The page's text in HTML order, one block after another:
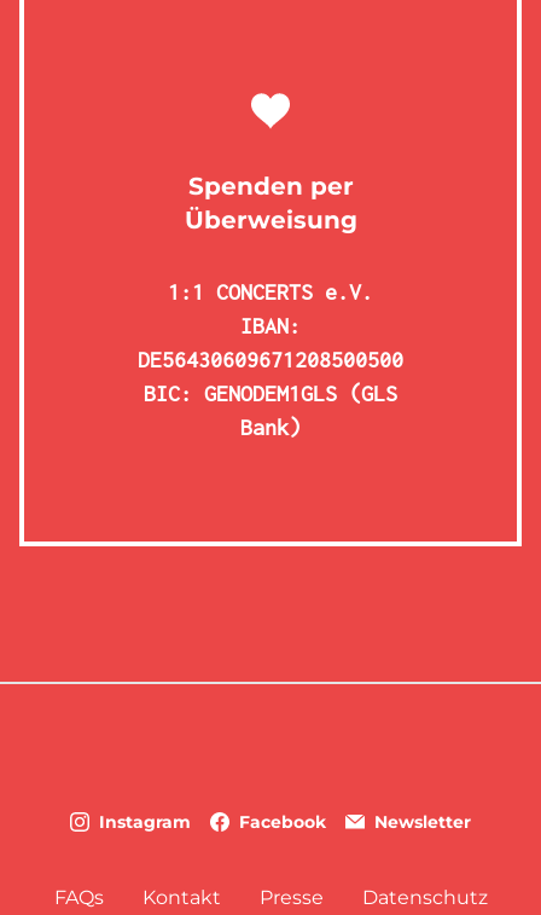
Spenden per
Überweisung
1:1 CONCERTS e.V.
IBAN:
DE56430609671208500500
BIC: GENODEM1GLS (GLS
Bank)
Instagram Facebook Newsletter
FAQs Kontakt Presse Datenschutz